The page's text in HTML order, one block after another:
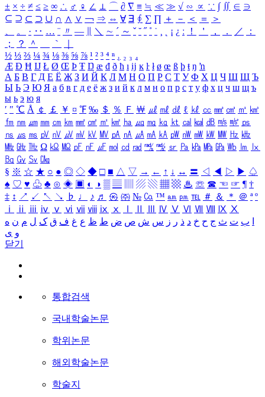
± × ÷ ≠ ≤ ≥ ∞ ∴ ♂ ♀ ∠ ⊥ ⌒ ∂ ∇ ≡ ≒ ≪ ≫ √ ∽ ∝ ∵ ∫ ∬ ∈ ∋
⊆ ⊇ ⊂ ⊃ ∪ ∩ ∧ ∨ ￢ ⇒ ⇔ ∀ ∃ ∮ ∑ ∏ ＋ － ＜ ＝
＞
、
。 · ‥ … ¨ 〃 ― ＼ ∼ ´ ～ ˇ ˘ ˝ ˚ ˙ ¸ ¡ ¿ ː ！ ＇ ， ． ／
：
；
？ ＾ ｀
½ ⅓ ⅔ ¼ ¾ ⅛ ⅜ ⅝ ⅞ ¹ ² ³ ⁴ ⁿ ₁ ₂ ₃ ₄
Æ Ð Ħ Ĳ Ł Ø Œ Þ Ŧ Ŋ æ đ ð ħ ı ĳ ĸ ŀ ł ø œ ß þ ŧ ŋ ŉ
А Б В Г Д Е Ё Ж З И Й К Л М Н О П Р С Т У Ф Х Ц Ч Ш Щ Ъ
Ы Ь Э Ю Я а б в г д е ё ж з и й к л м н о п р с т у ф х ц ч ш щ ъ
ы ь э ю я
′ ″ ℃ Å ￠ ￡ ￥ ¤ ℉ ‰ ＄ ％ Ｆ ￦ ㎕ ㎖ ㎗ ℓ ㎘ ㏄ ㎣ ㎤ ㎥ ㎦
㎙ ㎚ ㎛ ㎜ ㎝ ㎞ ㎟ ㎠ ㎡ ㎢ ㏊ ㎍ ㎎ ㎏ ㏏ ㎈ ㎉ ㏈ ㎧ ㎨ ㎰
㎱ ㎲ ㎳ ㎴ ㎵ ㎶ ㎷ ㎸ ㎹ ㎀ ㎁ ㎂ ㎃ ㎄ ㎺ ㎻ ㎽ ㎾ ㎿ ㎐ ㎑
㎒ ㎓ ㎔ Ω ㏀ ㏁ ㎊ ㎋ ㎌ ㏖ ㏅ ㎭ ㎮ ㎯ ㏛ ㎩ ㎪ ㎫ ㎬ ㏝ ㏐
㏓
㏃ ㏉ ㏜ ㏆
§ ※ ☆ ★ ○ ● ◎ ◇ ◆ □ ■ △ ▽ → ← ↑ ↓ ↔ 〓 ◁ ◀ ▷ ▶ ♤
♠ ♡ ♥ ♧ ♣ ⊙ ◈ ▣ ◐ ◑ ▒ ▤ ▨ ▧ ▦ ▩ ♨ ☏ ☎ ☜ ☞ ¶ †
‡ ↕ ↗ ↙ ↖ ↘ ♭ ♩ ♪ ♬ ㉿ ㈜ № ㏇ ™ ㏂ ㏘ ℡ ＃ ＆ ＊ ＠ ª º
ⅰ
ⅱ ⅲ ⅳ ⅴ ⅵ ⅶ ⅷ ⅸ ⅹ Ⅳ Ⅴ Ⅵ Ⅶ Ⅷ Ⅸ Ⅹ
ب ت ث ج ح خ د ذ ر ز س ش ص ض ط ظ ع غ ف ق ک ل م ن ه
و ی
닫기
통합검색
국내학술논문
학위논문
해외학술논문
학술지